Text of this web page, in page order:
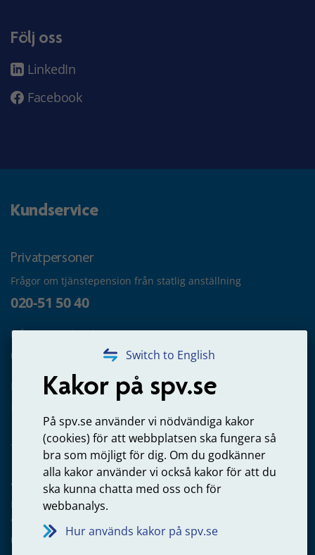
Switch to English
Kakor på spv.se
På spv.se använder vi nödvändiga kakor
(cookies) för att webbplatsen ska fungera så
bra som möjligt för dig. Om du godkänner
alla kakor använder vi också kakor för att du
ska kunna chatta med oss och för
webbanalys.
Hur används kakor på spv.se
Följ oss
LinkedIn
Facebook
Kundservice
Privatpersoner
Frågor om tjänstepension från statlig anställning
020-51 50 40
Frågor om utbetalning
020-65 00 65
Kontakta oss
Arbetsgivare
Frågor om administration av tjänstepension från statlig
anställning
060-18 75 03